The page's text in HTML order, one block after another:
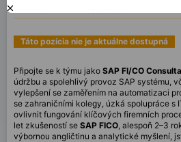
Táto pozícia nie je aktuálne dostupná
Připojte se k týmu jako SAP FI/CO
údržbu a spolehlivý provoz SAP systému,
vylepšení se zaměřením na automatizaci
se zahraničními kolegy, úzká spolupráce s
ovlivnit fungování klíčových firemních
let zkušeností se SAP FICO, alespoň 2–3
výbornou angličtinu a analytické myšlení,